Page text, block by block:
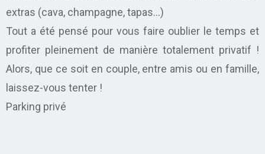
extras (cava, champagne, tapas…)
Tout a été pensé pour vous faire oublier le temps et
profiter pleinement de manière totalement privatif !
Alors, que ce soit en couple, entre amis ou en famille,
laissez-vous tenter !
Parking privé